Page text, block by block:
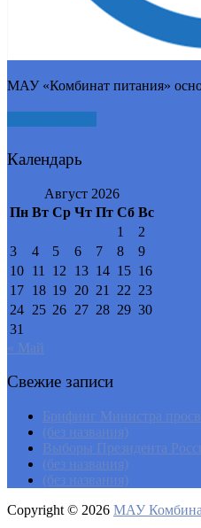
МАУ «Комбинат питания»
Календарь
Август 2026
Пн Вт Ср Чт Пт Сб Вс
1
2
3
4 5 6 7 8
9
10 11 12 13 14 15 16
17 18 19 20 21 22 23
24 25 26 27 28 29 30
31
« Май
Свежие записи
Брифинг Министра
(без названия)
Выборы Президента
(без названия)
(без названия)
Copyright © 2026 МАУ